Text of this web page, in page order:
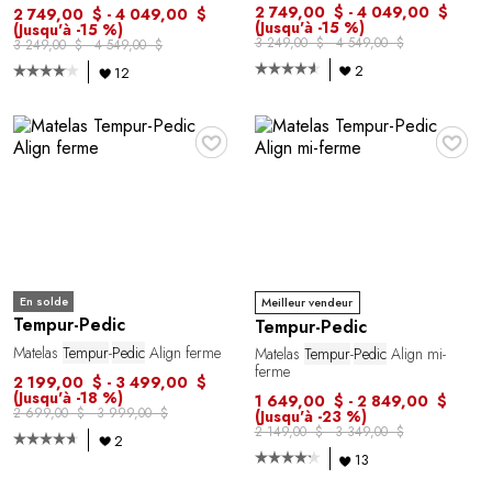
2 749,00 $ - 4 049,00 $
(Jusqu'à -15 %)
3 249,00 $ - 4 549,00 $
12
2 749,00 $ - 4 049,00 $
(Jusqu'à -15 %)
3 249,00 $ - 4 549,00 $
2
♥
En solde
Tempur-Pedic
Matelas Tempur-Pedic Align ferme
2 199,00 $ - 3 499,00 $
(Jusqu'à -18 %)
2 699,00 $ - 3 999,00 $
2
♥
Meilleur vendeur
Tempur-Pedic
Matelas Tempur-PedicAlign mi-
ferme
1 649,00 $ - 2 849,00 $
(Jusqu'à -23 %)
2 149,00 $ - 3 349,00 $
13